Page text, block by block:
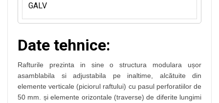
GALV
Date tehnice:
Rafturile prezinta in sine o structura modulara ușor
asamblabila si adjustabila pe inaltime, alcătuite din
elemente verticale (piciorul raftului) cu pasul perforatiilor de
50 mm. și elemente orizontale (traverse) de diferite lungimi